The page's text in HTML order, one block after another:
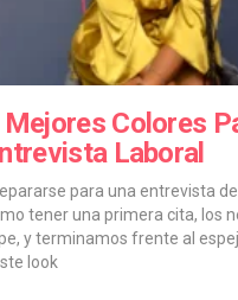
Colores
Laboral
para una entrevista
tener una primera cita, los
y terminamos frente al
look